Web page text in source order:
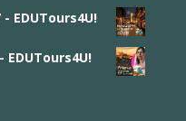
EDUTours4U!